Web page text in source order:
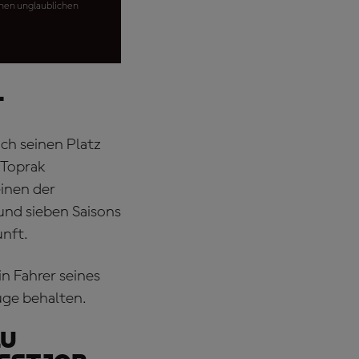
unglaublichen
seinen Platz
der
sieben Saisons
Fahrer seines
behalten.